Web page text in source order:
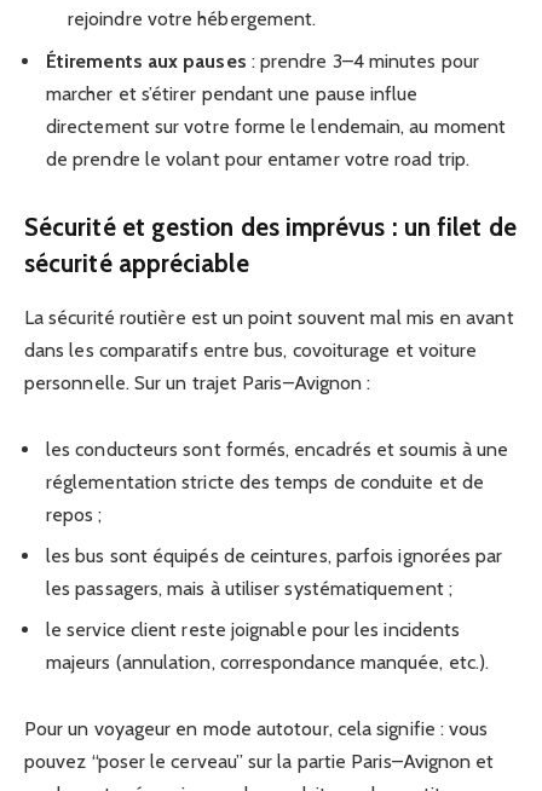
rejoindre votre hébergement.
Étirements aux pauses : prendre 3–4 minutes pour
marcher et s’étirer pendant une pause influe
directement sur votre forme le lendemain, au moment
de prendre le volant pour entamer votre road trip.
Sécurité et gestion des imprévus : un filet de
sécurité appréciable
La sécurité routière est un point souvent mal mis en avant
dans les comparatifs entre bus, covoiturage et voiture
personnelle. Sur un trajet Paris–Avignon :
les conducteurs sont formés, encadrés et soumis à une
réglementation stricte des temps de conduite et de
repos ;
les bus sont équipés de ceintures, parfois ignorées par
les passagers, mais à utiliser systématiquement ;
le service client reste joignable pour les incidents
majeurs (annulation, correspondance manquée, etc.).
Pour un voyageur en mode autotour, cela signifie : vous
pouvez “poser le cerveau” sur la partie Paris–Avignon et